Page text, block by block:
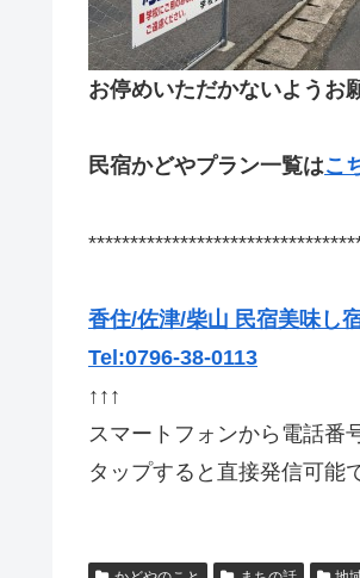
お停めいただかないようお
民宿かどやプラン一覧はこ
香住/佐津/柴山 民宿美味し
Tel:0796-38-0113
↑↑↑
スマートフォンから電話番
タップすると直接発信可能